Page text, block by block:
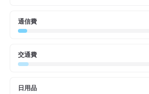
通信費
交通費
日用品